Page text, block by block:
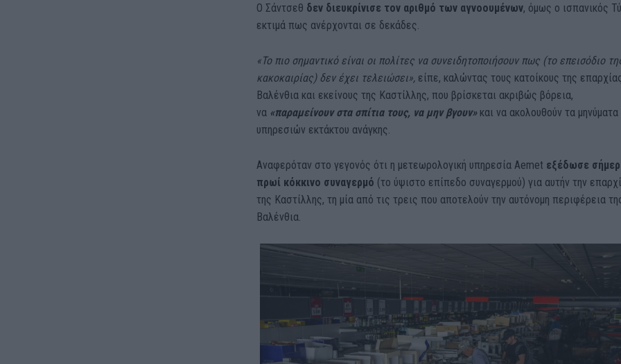
Ο Σάντσεθ δεν διευκρίνισε τον αριθμό των αγνοουμένων, όμως ο ισπανικός
εκτιμά πως ανέρχονται σε δεκάδες.
«Το πιο σημαντικό είναι οι πολίτες να συνειδητοποιήσουν πως (το επεισόδιο
κακοκαιρίας) δεν έχει τελειώσει»,είπε, καλώντας τους κατοίκους της
Βαλένθια και εκείνους της Καστίλλης, που βρίσκεται ακριβώς βόρεια,
να «παραμείνουν στα σπίτια τους, να μην βγουν» και να ακολουθούν τα
υπηρεσιών εκτάκτου ανάγκης.
Αναφερόταν στο γεγονός ότι η μετεωρολογική υπηρεσία Aemet εξέδωσε
πρωί κόκκινο συναγερμό (το ύψιστο επίπεδο συναγερμού) για αυτήν την
της Καστίλλης, τη μία από τις τρεις που αποτελούν την αυτόνομη περιφέρεια
Βαλένθια.